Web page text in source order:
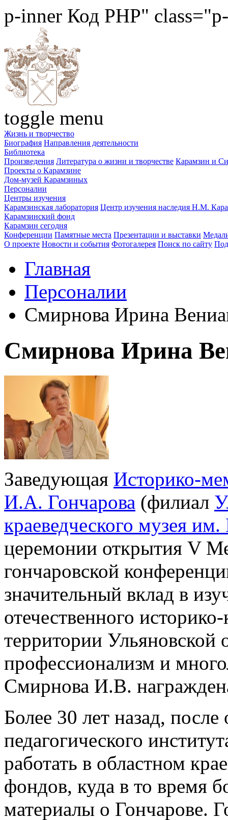
p-inner Код PHP"
toggle menu
Жизнь и творчество
Биография Направления деятельности
Библиотека
Произведения Литература о жизни и творчестве Карамзин и
Проекты о Карамзине
Дом-музей Карамзиных
Персоналии
Центры изучения
Карамзинская лаборатория Центр изучения наследия Н.М.
Карамзинский фонд
Карамзин сегодня
Конференции Памятные места Презентации и выставки
О проекте Новости и события Фотогалерея Поиск по сайту
Главная
Персоналии
Смирнова Ирина
Смирнова Ирина
Заведующая Историко-
И.А. Гончарова (филиал
краеведческого музея
церемонии открытия V
гончаровской
значительный вклад в
отечественного
территории Ульяновской
профессионализм и
Смирнова И.В.
Более 30 лет назад,
педагогического
работать в областном
фондов, куда в то время
материалы о Гончарове.